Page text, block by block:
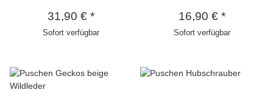
31,90 €*
Sofort verfügbar
16,90 € *
Sofort verfügbar